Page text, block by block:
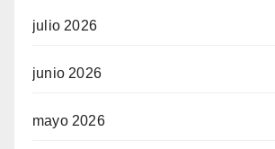
julio 2026
junio 2026
mayo 2026